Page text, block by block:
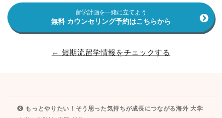
留学計画を一緒に立てよう
無料 カウンセリング予約はこちらから
← 短期流留学情報をチェックする
もっとやりたい！そう思った気持ちが成長につながる海外 大学